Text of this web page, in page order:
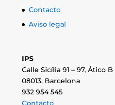
Contacto
Aviso legal
IPS
Calle Sicília 91 – 97, Ático B
08013, Barcelona
932 954 545
Contacto